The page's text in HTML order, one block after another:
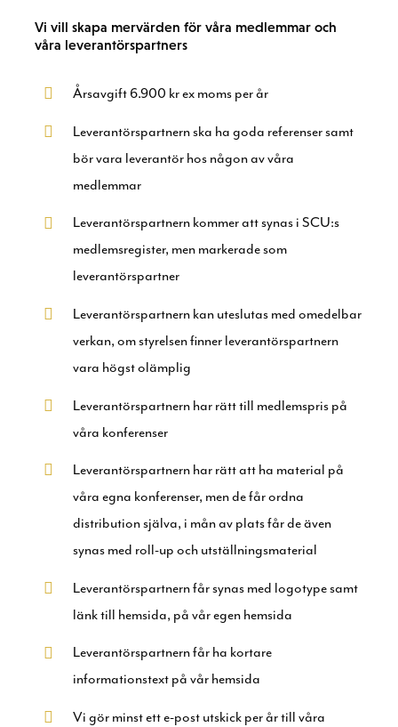
Vi vill skapa mervärden för våra medlemmar och
våra leverantörspartners
Årsavgift 6.900 kr ex moms per år
Leverantörspartnern ska ha goda referenser samt
bör vara leverantör hos någon av våra
medlemmar
Leverantörspartnern kommer att synas i SCU:s
medlemsregister, men markerade som
leverantörspartner
Leverantörspartnern kan uteslutas med omedelbar
verkan, om styrelsen finner leverantörspartnern
vara högst olämplig
Leverantörspartnern har rätt till medlemspris på
våra konferenser
Leverantörspartnern har rätt att ha material på
våra egna konferenser, men de får ordna
distribution själva, i mån av plats får de även
synas med roll-up och utställningsmaterial
Leverantörspartnern får synas med logotype samt
länk till hemsida, på vår egen hemsida
Leverantörspartnern får ha kortare
informationstext på vår hemsida
Vi gör minst ett e-post utskick per år till våra